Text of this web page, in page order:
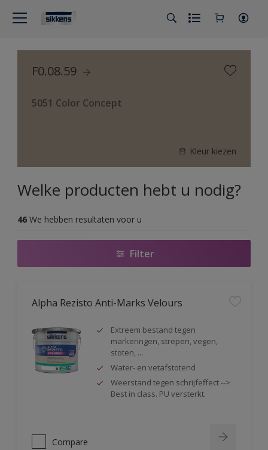
F0.08.59
5051 Color Concept
Kleur kiezen
Welke producten hebt u nodig?
46 We hebben resultaten voor u
Filter
Alpha Rezisto Anti-Marks Velours
Extreem bestand tegen
markeringen, strepen, vegen,
stoten, ...
Water- en vetafstotend
Weerstand tegen schrijfeffect -->
Best in class. PU versterkt.
Compare